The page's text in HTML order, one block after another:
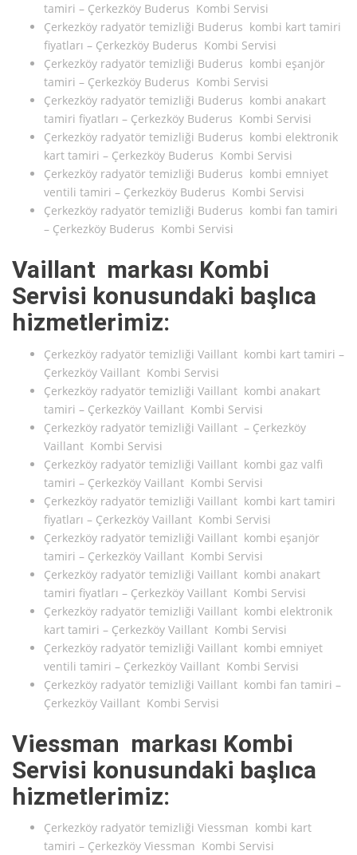
tamiri – Çerkezköy Buderus Kombi Servisi
Çerkezköy radyatör temizliği Buderus kombi kart tamiri
fiyatları – Çerkezköy Buderus Kombi Servisi
Çerkezköy radyatör temizliği Buderus kombi eşanjör
tamiri – Çerkezköy Buderus Kombi Servisi
Çerkezköy radyatör temizliği Buderus kombi anakart
tamiri fiyatları – Çerkezköy Buderus Kombi Servisi
Çerkezköy radyatör temizliği Buderus kombi elektronik
kart tamiri – Çerkezköy Buderus Kombi Servisi
Çerkezköy radyatör temizliği Buderus kombi emniyet
ventili tamiri – Çerkezköy Buderus Kombi Servisi
Çerkezköy radyatör temizliği Buderus kombi fan tamiri
– Çerkezköy Buderus Kombi Servisi
Vaillant markası Kombi
Servisi konusundaki başlıca
hizmetlerimiz:
Çerkezköy radyatör temizliği Vaillant kombi kart tamiri –
Çerkezköy Vaillant Kombi Servisi
Çerkezköy radyatör temizliği Vaillant kombi anakart
tamiri – Çerkezköy Vaillant Kombi Servisi
Çerkezköy radyatör temizliği Vaillant – Çerkezköy
Vaillant Kombi Servisi
Çerkezköy radyatör temizliği Vaillant kombi gaz valfi
tamiri – Çerkezköy Vaillant Kombi Servisi
Çerkezköy radyatör temizliği Vaillant kombi kart tamiri
fiyatları – Çerkezköy Vaillant Kombi Servisi
Çerkezköy radyatör temizliği Vaillant kombi eşanjör
tamiri – Çerkezköy Vaillant Kombi Servisi
Çerkezköy radyatör temizliği Vaillant kombi anakart
tamiri fiyatları – Çerkezköy Vaillant Kombi Servisi
Çerkezköy radyatör temizliği Vaillant kombi elektronik
kart tamiri – Çerkezköy Vaillant Kombi Servisi
Çerkezköy radyatör temizliği Vaillant kombi emniyet
ventili tamiri – Çerkezköy Vaillant Kombi Servisi
Çerkezköy radyatör temizliği Vaillant kombi fan tamiri –
Çerkezköy Vaillant Kombi Servisi
Viessman markası Kombi
Servisi konusundaki başlıca
hizmetlerimiz:
Çerkezköy radyatör temizliği Viessman kombi kart
tamiri – Çerkezköy Viessman Kombi Servisi